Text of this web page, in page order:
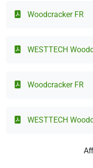
Woodcracker FR
WESTTECH
Woodcracker FR
WESTTECH